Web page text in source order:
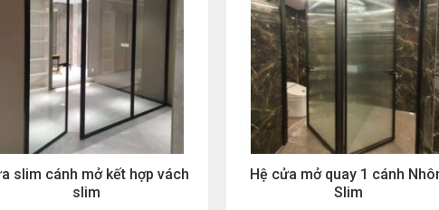
slim cánh mở kết hợp vách
slim
Hệ cửa mở quay 1 cánh
Slim